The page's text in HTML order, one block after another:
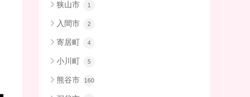
狭山市 1
入間市 2
寄居町 4
小川町 5
熊谷市 160